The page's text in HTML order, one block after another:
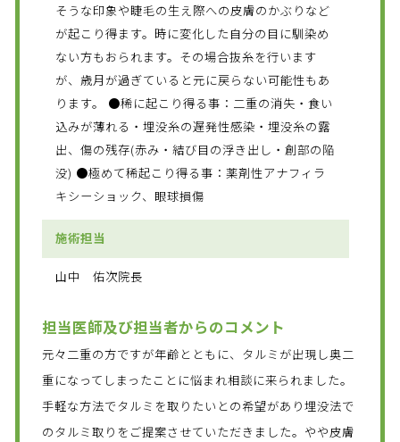
そうな印象や睫毛の生え際への皮膚のかぶりなど
が起こり得ます。時に変化した自分の目に馴染め
ない方もおられます。その場合抜糸を行います
が、歳月が過ぎていると元に戻らない可能性もあ
ります。 ●稀に起こり得る事：二重の消失・食い
込みが薄れる・埋没糸の遅発性感染・埋没糸の露
出、傷の残存(赤み・結び目の浮き出し・創部の陥
没) ●極めて稀起こり得る事：薬剤性アナフィラ
キシーショック、眼球損傷
施術担当
山中 佑次院長
担当医師及び担当者からのコメント
元々二重の方ですが年齢とともに、タルミが出現し奥二
重になってしまったことに悩まれ相談に来られました。
手軽な方法でタルミを取りたいとの希望があり埋没法で
のタルミ取りをご提案させていただきました。やや皮膚